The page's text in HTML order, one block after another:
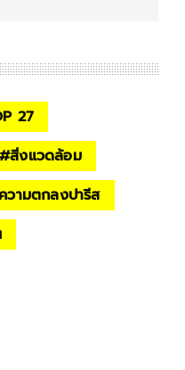
27
#สิ่งแวดล้อม
วามตกลงปารีส